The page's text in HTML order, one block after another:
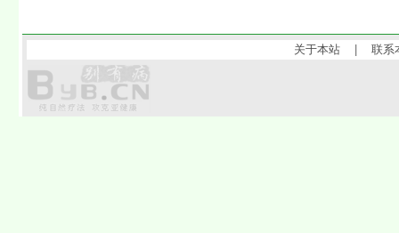
关于本站 |联系